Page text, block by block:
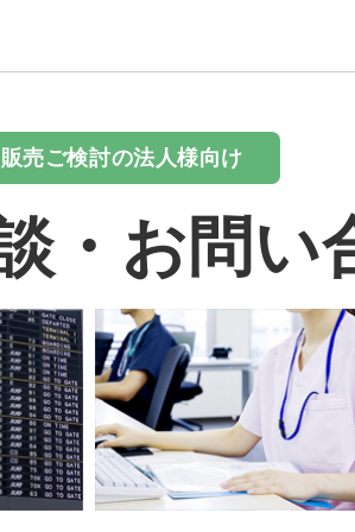
売ご検討の法人様向け
・お問い